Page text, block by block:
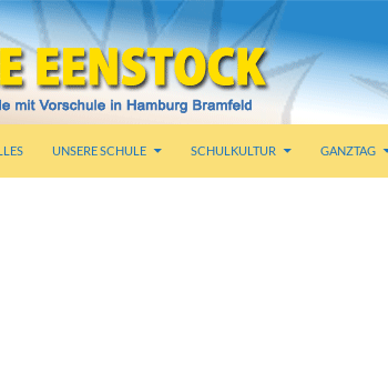
UNSERE SCHULE SCHULKULTUR GANZTAG